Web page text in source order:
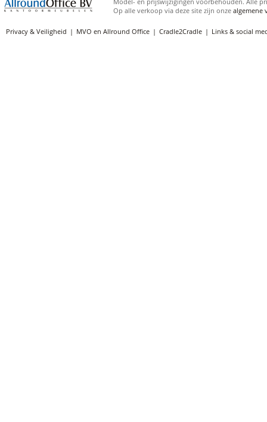
Op alle verkoop via deze site zijn onzealgemene
Privacy & Veiligheid MVO en Allround Office Cradle2Cradle Links & social